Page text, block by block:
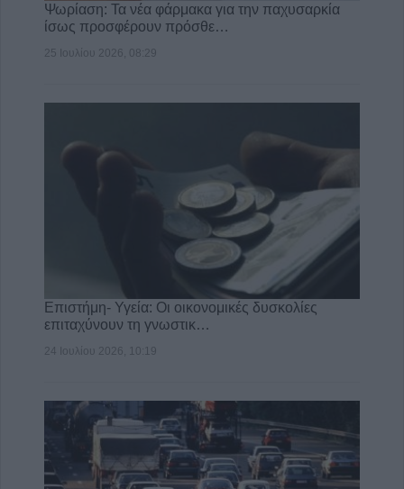
Ψωρίαση: Τα νέα φάρμακα για την παχυσαρκία
ίσως προσφέρουν πρόσθε…
25 Ιουλίου 2026, 08:29
Επιστήμη- Υγεία: Οι οικονομικές δυσκολίες
επιταχύνουν τη γνωστικ…
24 Ιουλίου 2026, 10:19